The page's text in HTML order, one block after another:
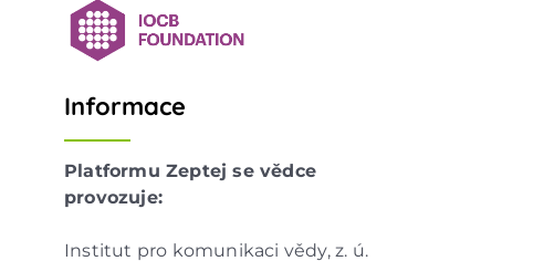
Informace
Platformu Zeptej se vědce
provozuje:
Institut pro komunikaci vědy, z. ú.